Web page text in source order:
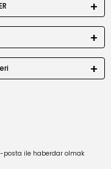
posta ile haberdar olmak